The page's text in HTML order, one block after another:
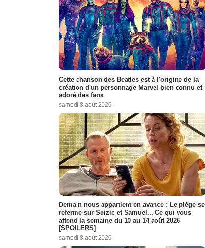
Cette chanson des Beatles est à l'origine de la
création d'un personnage Marvel bien connu et
adoré des fans
samedi 8 août 2026
Demain nous appartient en avance : Le piège se
referme sur Soizic et Samuel... Ce qui vous
attend la semaine du 10 au 14 août 2026
[SPOILERS]
samedi 8 août 2026